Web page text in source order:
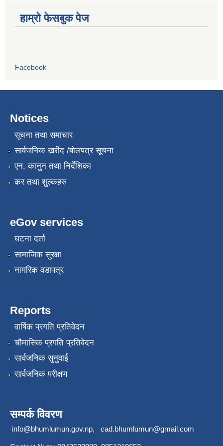
हाम्रो फेसबुक पेज
Facebook
Notices
सूचना तथा समाचार
सार्वजनिक खरीद /बोलपत्र सूचना
एन, कानुन तथा निर्देशिका
कर तथा शुल्कहरु
eGov services
घटना दर्ता
सामाजिक सुरक्षा
नागरिक वडापत्र
Reports
वार्षिक प्रगति प्रतिवेदन
चौमासिक प्रगति प्रतिवेदन
सार्वजनिक सुनुवाई
सार्वजनिक परीक्षण
सम्पर्क विवरण
info@bhumlumun.gov.np, cad.bhumlumun@gmail.com